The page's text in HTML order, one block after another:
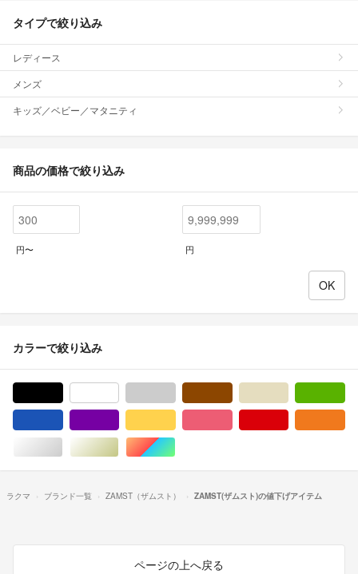
タイプで絞り込み
レディース
メンズ
キッズ／ベビー／マタニティ
商品の価格で絞り込み
円〜 円
カラーで絞り込み
シルバー/銀色系ゴールド/金色系マルチカラー
ラクマ ブランド一覧 ZAMST（ザムスト） ZAMST(ザムスト)の値下げアイテム
ページの上へ戻る